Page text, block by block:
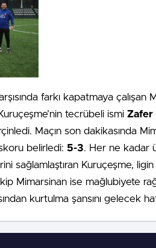
farkı kapatmaya çalışan
tecrübeli ismi Zafer
Maçın son dakikasında
belirledi: 5-3. Her ne kadar
sağlamlaştıran Kuruçeşme,
Mimarsinan ise mağlubiyete
kurtulma şansını gelecek